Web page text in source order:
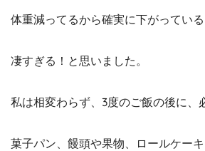
体重減ってるから確実に下がっている
凄すぎる！と思いました。
私は相変わらず、3度のご飯の後に、
菓子パン、饅頭や果物、ロールケー